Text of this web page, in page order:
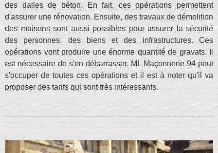
des dalles de béton. En fait, ces opérations permettent
d'assurer une rénovation. Ensuite, des travaux de démolition
des maisons sont aussi possibles pour assurer la sécurité
des personnes, des biens et des infrastructures. Ces
opérations vont produire une énorme quantité de gravats. Il
est nécessaire de s'en débarrasser. ML Maçonnerie 94 peut
s'occuper de toutes ces opérations et il est à noter qu'il va
proposer des tarifs qui sont très intéressants.